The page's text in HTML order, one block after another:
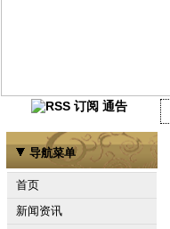
通告
导航菜单
首页
新闻资讯